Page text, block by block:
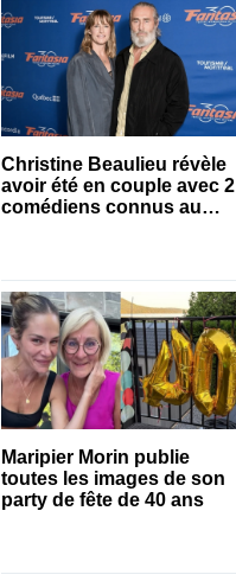
Christine Beaulieu révèle
avoir été en couple avec 2
comédiens connus au
Maripier Morin publie
toutes les images de son
party de fête de 40 ans